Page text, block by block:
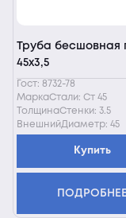
Труба бесшовная
45х3,5
Гост: 8732-78
МаркаСтали: Ст 45
ТолщинаСтенки: 3.5
ВнешнийДиаметр: 45
Купить
ПОДРОБНЕЕ